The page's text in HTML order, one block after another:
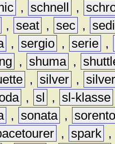
, schnell ,
, seat , sec ,
, sergio , serie ,
, shuma ,
, silver ,
, sl , sl-klasse
, sonata ,
, spark ,